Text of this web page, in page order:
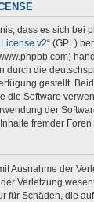
dass es sich bei
v2“ (GPL)
durch die
gestellt.
die Software
der
fremder
Ausnahme der
Verletzung
für Schäden, die